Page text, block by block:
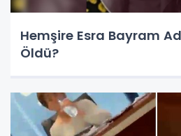
Hemşire Esra Bayram
Öldü?